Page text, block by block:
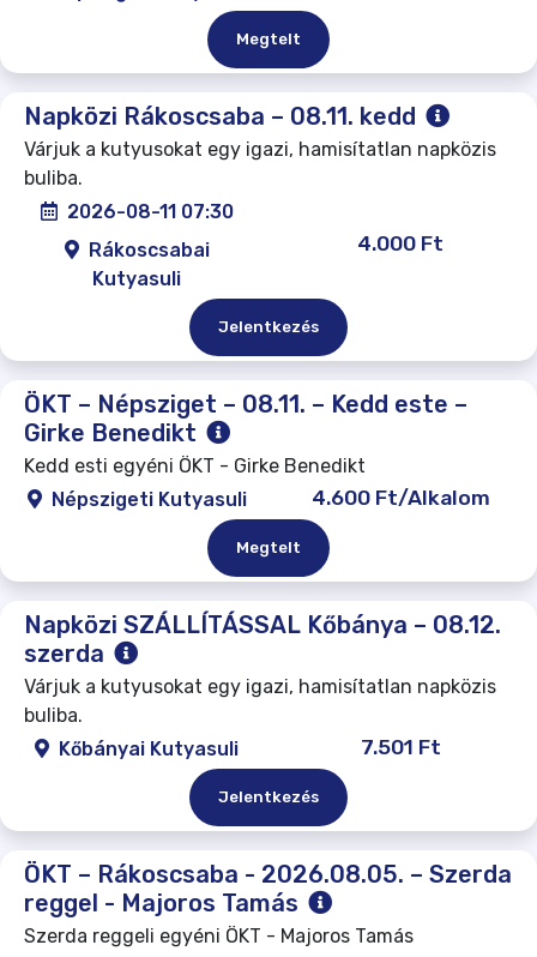
Megtelt
Napközi Rákoscsaba – 08.11. kedd
Várjuk a kutyusokat egy igazi, hamisítatlan napközis
buliba.
2026-08-11 07:30
Rákoscsabai
Kutyasuli
4.000 Ft
Jelentkezés
ÖKT – Népsziget – 08.11. – Kedd este –
Girke Benedikt
Kedd esti egyéni ÖKT - Girke Benedikt
Népszigeti Kutyasuli
4.600 Ft/Alkalom
Megtelt
Napközi SZÁLLÍTÁSSAL Kőbánya – 08.12.
szerda
Várjuk a kutyusokat egy igazi, hamisítatlan napközis
buliba.
Kőbányai Kutyasuli
7.501 Ft
Jelentkezés
ÖKT – Rákoscsaba - 2026.08.05. – Szerda
reggel - Majoros Tamás
Szerda reggeli egyéni ÖKT - Majoros Tamás